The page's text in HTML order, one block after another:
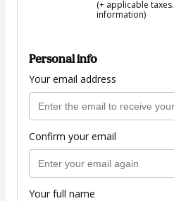
(+ applicable taxes.
information)
Personal info
Your email address
Confirm your email
Your full name